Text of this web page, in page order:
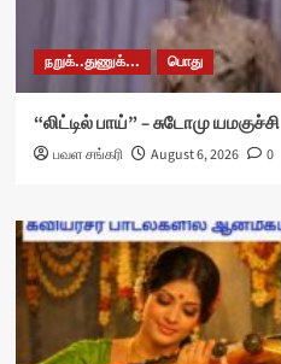
நறுக்..துணுக்... பொது
“லிட்டில் பாய்” – சுடோமு யமகுச்சி
பவள சங்கரி August 6, 2026 0